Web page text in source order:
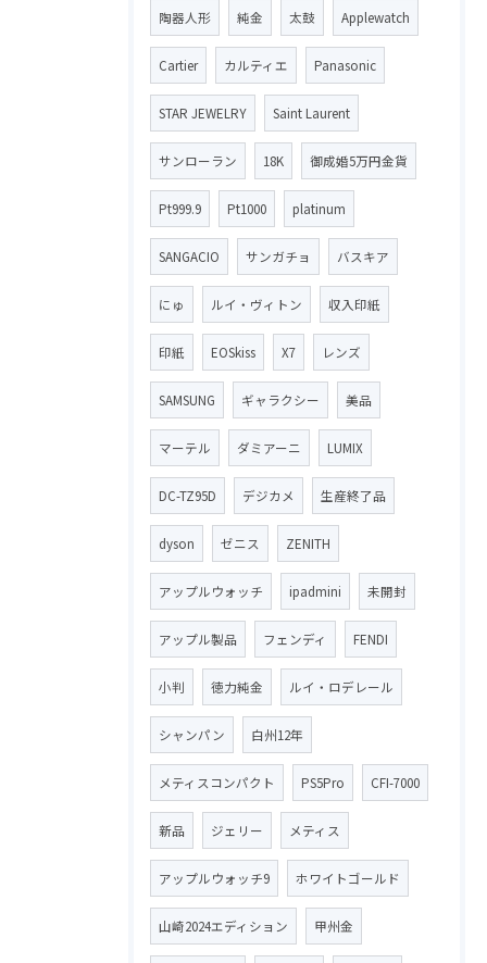
陶器人形 純金 太鼓 Applewatch
Cartier カルティエ Panasonic
STAR JEWELRY Saint Laurent
サンローラン 18K 御成婚5万円金貨
Pt999.9 Pt1000 platinum
SANGACIO サンガチョ バスキア
にゅ ルイ・ヴィトン 収入印紙
印紙 EOSkiss X7 レンズ
SAMSUNG ギャラクシー 美品
マーテル ダミアーニ LUMIX
DC-TZ95D デジカメ 生産終了品
dyson ゼニス ZENITH
アップルウォッチ ipadmini 未開封
アップル製品 フェンディ FENDI
小判 徳力純金 ルイ・ロデレール
シャンパン 白州12年
メティスコンパクト PS5Pro CFI-7000
新品 ジェリー メティス
アップルウォッチ9 ホワイトゴールド
山崎2024エディション 甲州金